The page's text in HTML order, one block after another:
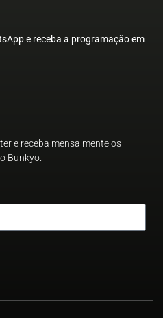
e receba a programação em
e receba mensalmente os
Bunkyo.